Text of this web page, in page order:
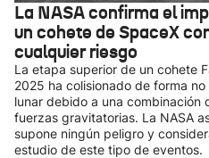
La NASA confirma el
un cohete de SpaceX
cualquier riesgo
La etapa superior de un cohete
2025 ha colisionado de forma
lunar debido a una combinación
fuerzas gravitatorias. La NASA
supone ningún peligro y
estudio de este tipo de eventos.